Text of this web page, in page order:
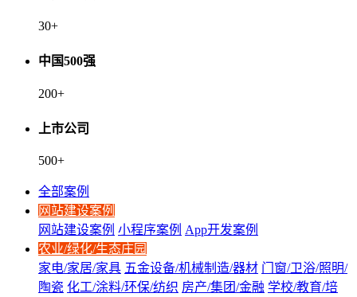
30+
中国500强
200+
上市公司
500+
全部案例
网站建设案例
网站建设案例 小程序案例 App开发案例
农业/绿化/生态庄园
家电/家居/家具 五金设备/机械制造/器材 门窗/卫浴/照明/
陶瓷 化工/涂料/环保/纺织 房产/集团/金融 学校/教育/培